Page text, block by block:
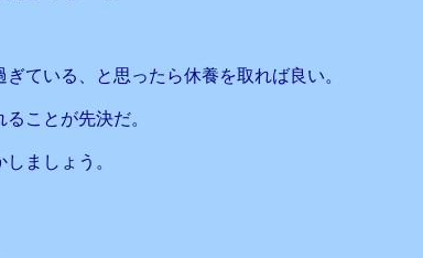
ている、と思ったら休養を取れば良い。
ことが先決だ。
ましょう。